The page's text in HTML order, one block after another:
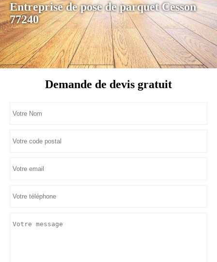
Entreprise de pose de parquet Cesson
77240
Demande de devis gratuit